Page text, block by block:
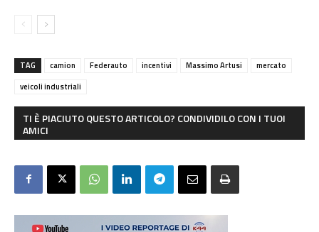
TAG camion Federauto incentivi Massimo Artusi
mercato
veicoli industriali
TI È PIACIUTO QUESTO ARTICOLO? CONDIVIDILO CON I TUOI
AMICI